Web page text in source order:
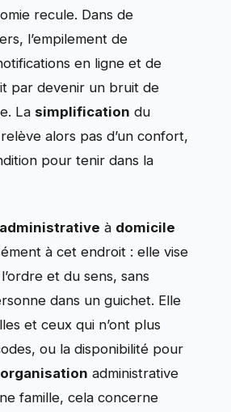
recule. Dans de
l’empilement de
en ligne et de
par devenir un bruit de
La simplification du
alors pas d’un confort,
pour tenir dans la
à domicile
à cet endroit : elle vise
et du sens, sans
dans un guichet. Elle
et ceux qui n’ont plus
ou la disponibilité pour
organisation administrative
famille, cela concerne